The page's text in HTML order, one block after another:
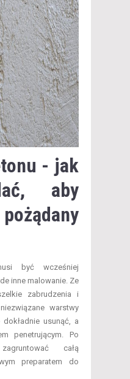
- jak
aby
być wcześniej
inne malowanie. Ze
zabrudzenia i
warstwy
usunąć, a
penetrującym. Po
całą
preparatem do